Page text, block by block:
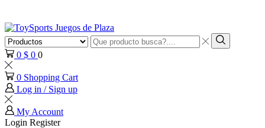
Search
input
Search
0 $ 0 0
0 Shopping Cart
Log in / Sign up
My Account
Login Register